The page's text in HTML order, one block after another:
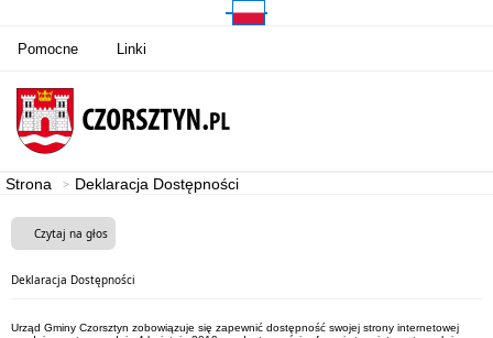
Pomocne Linki
Strona Deklaracja Dostępności
Czytaj na głos
Deklaracja Dostępności
Urząd Gminy Czorsztyn zobowiązuje się zapewnić dostępność swojej strony internetowej